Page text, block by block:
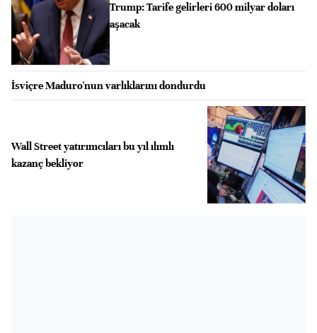
Trump: Tarife gelirleri 600 milyar doları
aşacak
İsviçre Maduro'nun varlıklarını dondurdu
Wall Street yatırımcıları bu yıl ılımlı
kazanç bekliyor